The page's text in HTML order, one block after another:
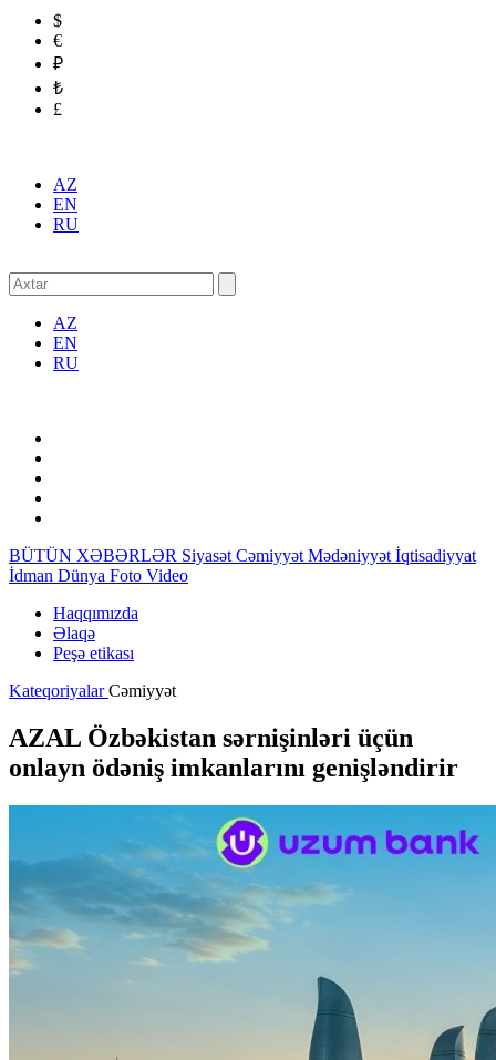
$
€
₽
₺
£
AZ
EN
RU
AZ
EN
RU
BÜTÜN XƏBƏRLƏR Siyasət Cəmiyyət Mədəniyyət İqtisadiyyat
İdman Dünya Foto Video
Haqqımızda
Əlaqə
Peşə etikası
KateqoriyalarCəmiyyət
AZAL Özbəkistan sərnişinləri üçün
onlayn ödəniş imkanlarını genişləndirir